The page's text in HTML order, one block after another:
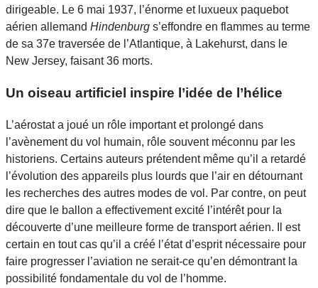
dirigeable. Le 6 mai 1937, l’énorme et luxueux paquebot
aérien allemand Hindenburg s’effondre en flammes au terme
de sa 37e traversée de l’Atlantique, à Lakehurst, dans le
New Jersey, faisant 36 morts.
Un oiseau artificiel inspire l’idée de l’hélice
L’aérostat a joué un rôle important et prolongé dans
l’avènement du vol humain, rôle souvent méconnu par les
historiens. Certains auteurs prétendent même qu’il a retardé
l’évolution des appareils plus lourds que l’air en détournant
les recherches des autres modes de vol. Par contre, on peut
dire que le ballon a effectivement excité l’intérêt pour la
découverte d’une meilleure forme de transport aérien. Il est
certain en tout cas qu’il a créé l’état d’esprit nécessaire pour
faire progresser l’aviation ne serait-ce qu’en démontrant la
possibilité fondamentale du vol de l’homme.